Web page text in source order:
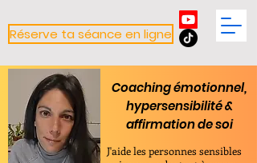
Réserve ta séance en ligne
J'aide les personnes sensibles
Coaching émotionnel,
hypersensibilité &
affirmation de soi